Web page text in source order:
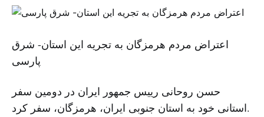
اعتراض مردم هرمزگان به تجریه این استان- شرق
پارسی
حسن روحانی رییس جمهور ایران در دومین سفر
استانی خود به استان جنوبی ایران، هرمزگان، سفر کرد.